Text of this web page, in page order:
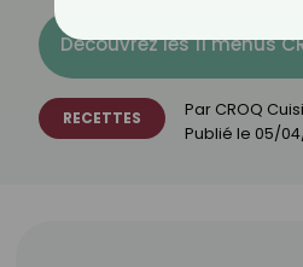
Découvrez les 11 menus
RECETTES Par CROQ
Publié le 05/